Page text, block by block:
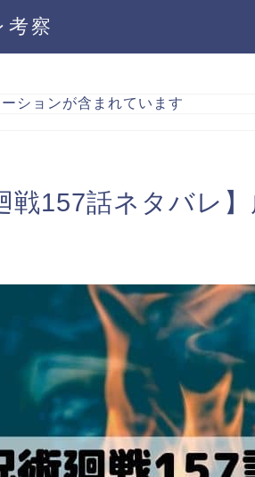
考察
ションが含まれています
戦157話ネタバレ